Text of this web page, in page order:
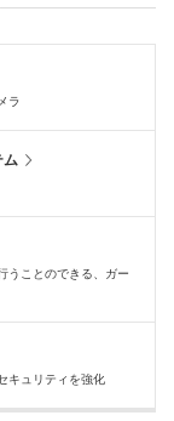
ラ
うことのできる、ガー
キュリティを強化